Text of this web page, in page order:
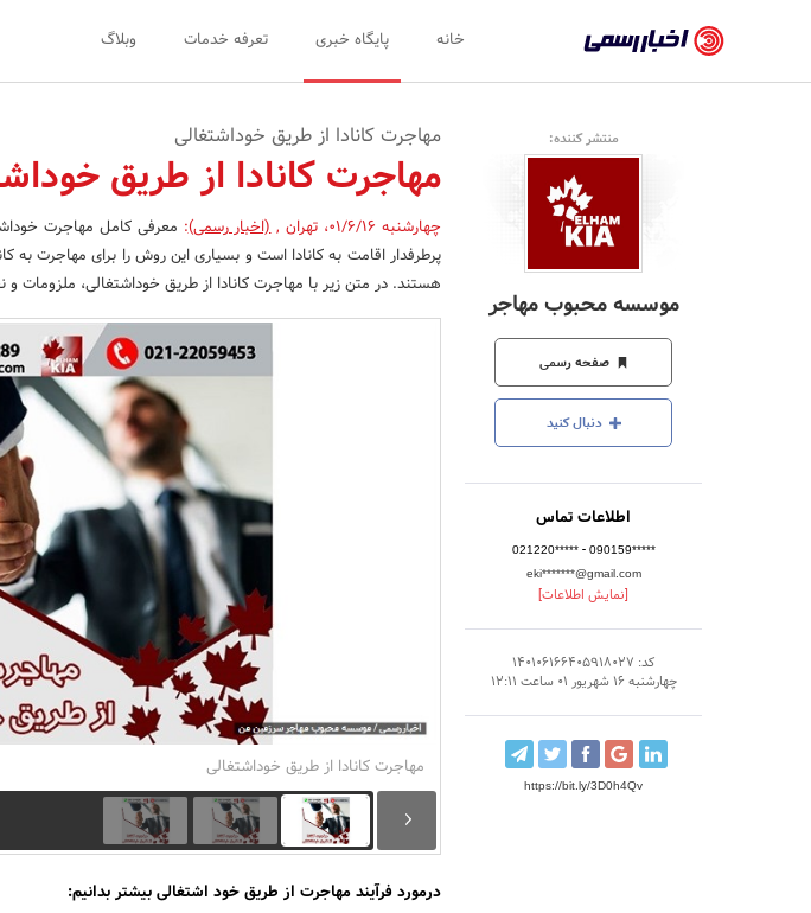
رسمی
-
اخبار
تایید
شده
شرکت‌ها،
سازمان‌ها
و
روابط
عمومی‌ها
خانه پایگاه خبری تعرفه خدمات وبلاگ
منتشر کننده:
موسسه محبوب مهاجر
صفحه رسمی
دنبال کنید
اطلاعات تماس
021220***** - 090159*****
eki*******@gmail.com
[نمایش اطلاعات]
کد: 140106166405918027
چهارشنبه 16 شهریور 01 ساعت 12:11
https://bit.ly/3D0h4Qv
مهاجرت کانادا از طریق خوداشتغالی
مهاجرت کانادا از طریق
چهارشنبه 01/6/16 ، تهران ,(اخبار رسمی): معرفی کامل مهاجرت
پرطرفدار اقامت به کانادا است و بسیاری این روش را برای مهاجرت به
هستند. در متن زیر با مهاجرت کانادا از طریق خوداشتغالی، ملزومات
مهاجرت کانادا از طریق خوداشتغالی
درمورد فرآیند مهاجرت از طریق خود اشتغالی بیشتر بدانیم: